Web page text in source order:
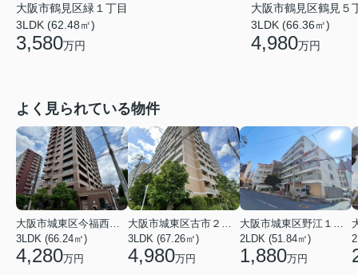
大阪市鶴見区緑１丁目
3LDK (62.48㎡)
3,580万円
大阪市鶴見区鶴見５
3LDK (66.36㎡)
4,980万円
よく見られている物件
3LDK (66.24㎡)
4,280万円
3LDK (67.26㎡)
4,980万円
2LDK (51.84㎡)
1,880万円